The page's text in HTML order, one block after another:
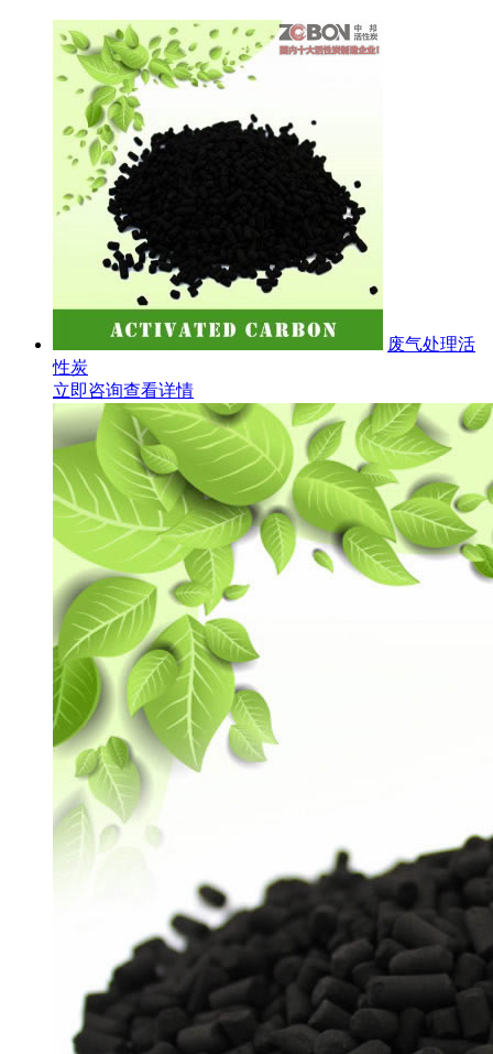
废气处理活
性炭
立即咨询查看详情